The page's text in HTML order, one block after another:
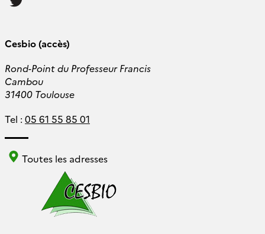
Cesbio (accès)
Rond-Point du Professeur Francis
Cambou
31400 Toulouse
Tel : 05 61 55 85 01
Toutes les adresses